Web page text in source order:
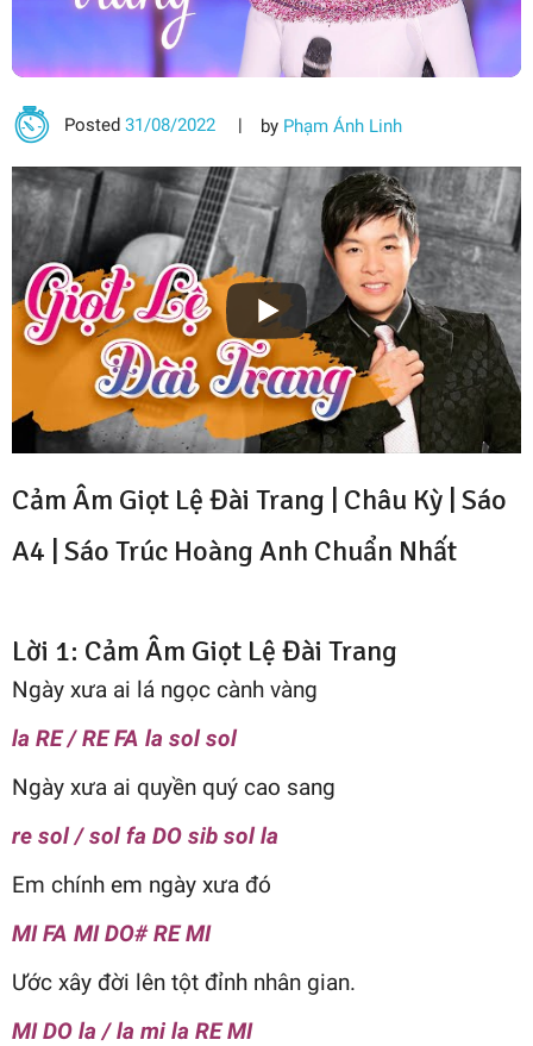
Posted31/08/2022 by Phạm Ánh Linh
Cảm Âm Giọt Lệ Đài Trang | Châu Kỳ | Sáo
A4 | Sáo Trúc Hoàng Anh Chuẩn Nhất
Lời 1: Cảm Âm Giọt Lệ Đài Trang
Ngày xưa ai lá ngọc cành vàng
la RE / RE FA la sol sol
Ngày xưa ai quyền quý cao sang
re sol / sol fa DO sib sol la
Em chính em ngày xưa đó
MI FA MI DO# RE MI
Ước xây đời lên tột đỉnh nhân gian.
MI DO la / la mi la RE MI